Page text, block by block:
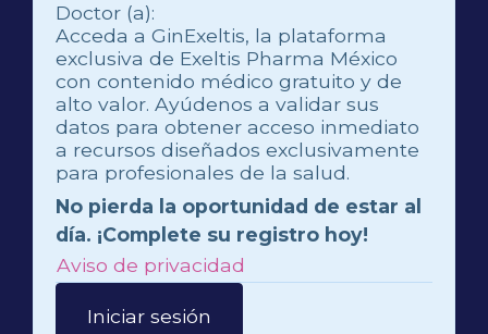
Doctor (a):
Acceda a GinExeltis, la plataforma
exclusiva de Exeltis Pharma México
con contenido médico gratuito y de
alto valor. Ayúdenos a validar sus
datos para obtener acceso inmediato
a recursos diseñados exclusivamente
para profesionales de la salud.
No pierda la oportunidad de estar al
día. ¡Complete su registro hoy!
Aviso de privacidad
Iniciar sesión